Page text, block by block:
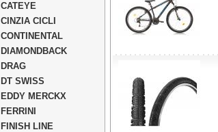
CATEYE
CINZIA CICLI
CONTINENTAL
DIAMONDBACK
DRAG
DT SWISS
EDDY MERCKX
FERRINI
FINISH LINE